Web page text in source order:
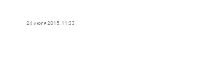
24 июля 2015, 11:33